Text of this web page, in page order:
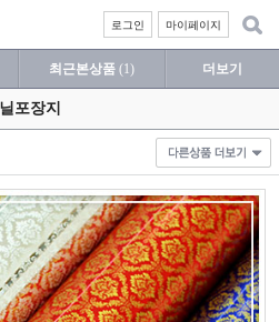
마이페이지
로그인
최근본상품 (1) 더보기
포장지